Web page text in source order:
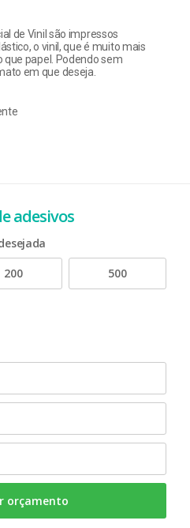
de Vinil são impressos
o vinil, que é muito mais
papel. Podendo sem
em que deseja.
adesivos
200 500
orçamento